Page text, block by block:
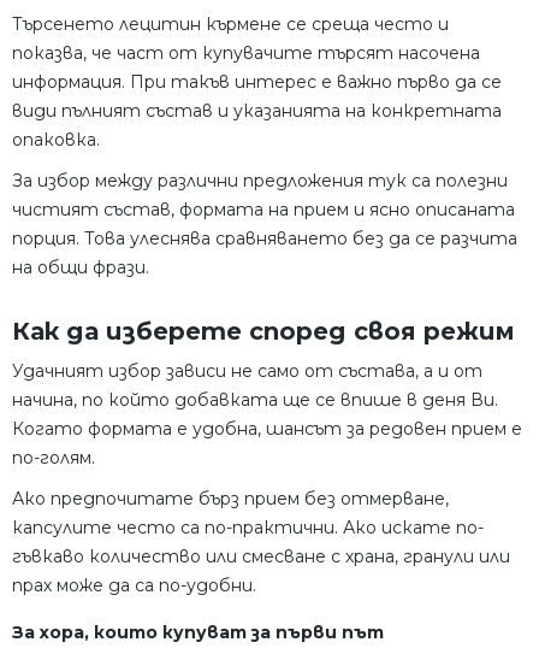
Търсенето лецитин кърмене се среща често и
показва, че част от купувачите търсят насочена
информация. При такъв интерес е важно първо да се
види пълният състав и указанията на конкретната
опаковка.
За избор между различни предложения тук са полезни
чистият състав, формата на прием и ясно описаната
порция. Това улеснява сравняването без да се разчита
на общи фрази.
Как да изберете според своя режим
Удачният избор зависи не само от състава, а и от
начина, по който добавката ще се впише в деня Ви.
Когато формата е удобна, шансът за редовен прием е
по-голям.
Ако предпочитате бърз прием без отмерване,
капсулите често са по-практични. Ако искате по-
гъвкаво количество или смесване с храна, гранули или
прах може да са по-удобни.
За хора, които купуват за първи път